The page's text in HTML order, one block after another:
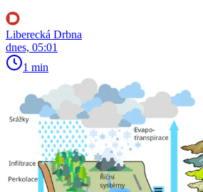
Liberecká Drbna
dnes, 05:01
1 min